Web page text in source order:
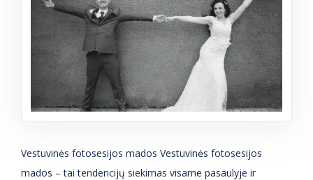
Vestuvinės fotosesijos mados Vestuvinės fotosesijos
mados – tai tendencijų siekimas visame pasaulyje ir